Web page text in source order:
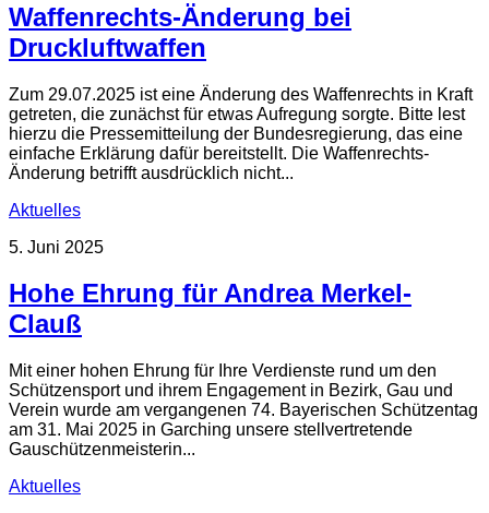
Waffenrechts-Änderung bei
Druckluftwaffen
Zum 29.07.2025 ist eine Änderung des Waffenrechts in Kraft
getreten, die zunächst für etwas Aufregung sorgte. Bitte lest
hierzu die Pressemitteilung der Bundesregierung, das eine
einfache Erklärung dafür bereitstellt. Die Waffenrechts-
Änderung betrifft ausdrücklich nicht...
Aktuelles
5. Juni 2025
Hohe Ehrung für Andrea Merkel-
Clauß
Mit einer hohen Ehrung für Ihre Verdienste rund um den
Schützensport und ihrem Engagement in Bezirk, Gau und
Verein wurde am vergangenen 74. Bayerischen Schützentag
am 31. Mai 2025 in Garching unsere stellvertretende
Gauschützenmeisterin...
Aktuelles